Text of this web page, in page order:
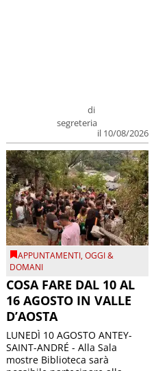
di
segreteria
il 10/08/2026
APPUNTAMENTI,OGGI &
DOMANI
COSA FARE DAL 10 AL
16 AGOSTO IN VALLE
D’AOSTA
LUNEDÌ 10 AGOSTO ANTEY-
SAINT-ANDRÉ - Alla Sala
mostre Biblioteca sarà